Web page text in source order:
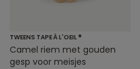
TWEENS TAPE À L'OEIL ®
Camel riem met gouden
gesp voor meisjes